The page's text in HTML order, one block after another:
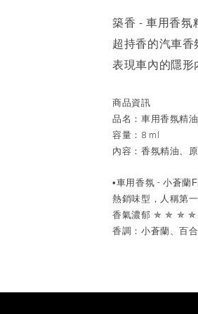
築香 -車用香氛
超持香的汽車
表現車內的隱
商品資訊
品名：車用香氛精油
容量： 8 ml
內容：香氛精油、
•車用香氛 -小蒼蘭
熱銷味型，人稱第
香氣濃郁 ✯ ✯ ✯ ✯
香調：小蒼蘭、百